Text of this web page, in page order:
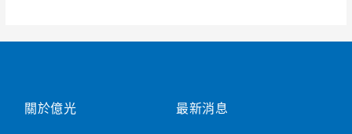
關於億光 最新消息